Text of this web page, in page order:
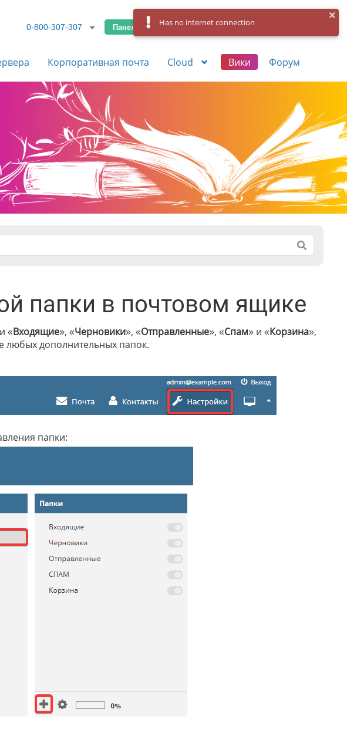
0-800-307-307 Панель управления Вход Регистрация
Корпоративная почта Cloud Вики Форум
папки в почтовом ящике
«Входящие», «Черновики», «Отправленные», «Спам» и «Корзина»,
любых дополнительных папок.
папки:
Has no internet connection